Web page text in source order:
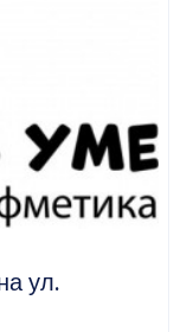
ул.